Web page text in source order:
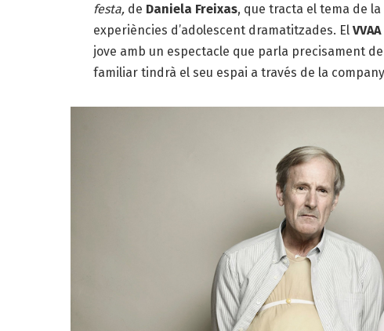
festa,de Daniela Freixas, que tracta el tema de
experiències d’adolescent dramatitzades. El
jove amb un espectacle que parla precisament
familiar tindrà el seu espai a través de la